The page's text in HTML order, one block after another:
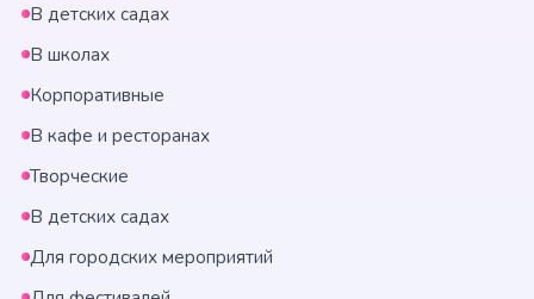
В детских садах
В школах
Корпоративные
В кафе и ресторанах
Творческие
В детских садах
Для городских мероприятий